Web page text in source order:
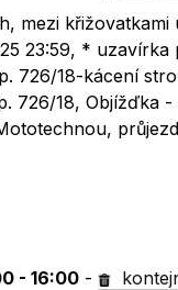
mezi křižovatkami
23:59, *
726/18-kácení
726/18, Objížďka
- 16:00 -